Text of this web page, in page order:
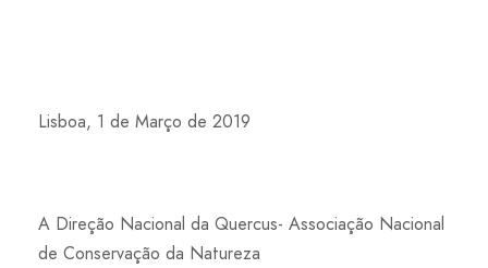
Lisboa, 1 de Março de 2019
A Direção Nacional da Quercus- Associação Nacional
de Conservação da Natureza